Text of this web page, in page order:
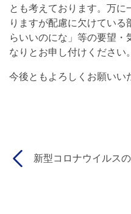
とも考えております。万に
りますが配慮に欠けている
らいいのにな」等の要望・
なりとお申し付けください。
今後ともよろしくお願いい
新型コロナウイルス